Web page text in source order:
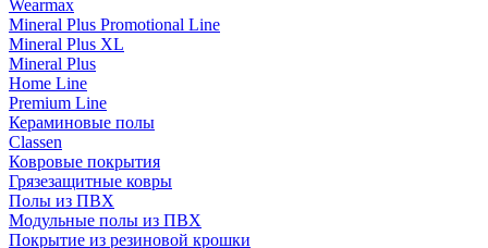
Wearmax
Mineral Plus Promotional Line
Mineral Plus XL
Mineral Plus
Home Line
Premium Line
Кераминовые полы
Classen
Ковровые покрытия
Грязезащитные ковры
Полы из ПВХ
Модульные полы из ПВХ
Покрытие из резиновой крошки